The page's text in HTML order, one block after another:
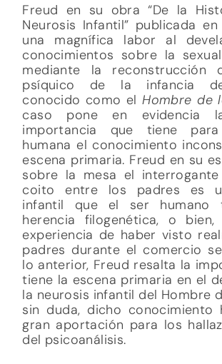
Freud en su obra “De la
Neurosis Infantil” publicada en
una magnífica labor al
conocimientos sobre la
mediante la reconstrucción
psíquico de la infancia
conocido como elHombre de
caso pone en evidencia
importancia que tiene
humana el conocimiento
escena primaria. Freud en su
sobre la mesa el
coito entre los padres es
infantil que el ser humano
herencia filogenética, o
experiencia de haber visto
padres durante el comercio
lo anterior, Freud resalta la
tiene la escena primaria en el
la neurosis infantil del Hombre
sin duda, dicho conocimiento
gran aportación para los
del psicoanálisis.